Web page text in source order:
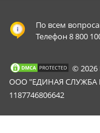
По всем
Телефон 8 800
©
ООО "ЕДИНАЯ СЛУЖБА
1187746806642